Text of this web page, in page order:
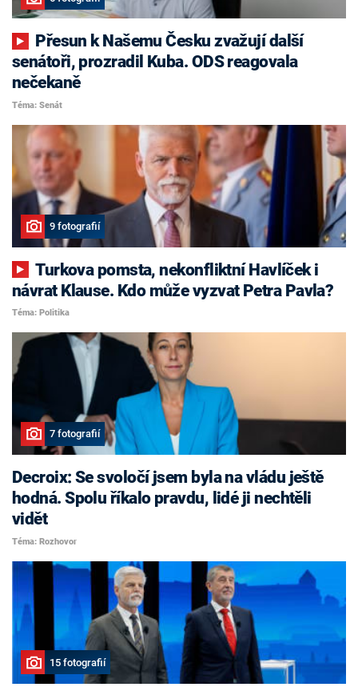
senátoři, prozradil Kuba. ODS reagovala
nečekaně
Téma: Senát
9 fotografií
Turkova pomsta, nekonfliktní Havlíček i
návrat Klause. Kdo může vyzvat Petra Pavla?
Téma: Politika
7 fotografií
Decroix: Se svoločí jsem byla na vládu ještě
hodná. Spolu říkalo pravdu, lidé ji nechtěli
vidět
Téma: Rozhovor
15 fotografií